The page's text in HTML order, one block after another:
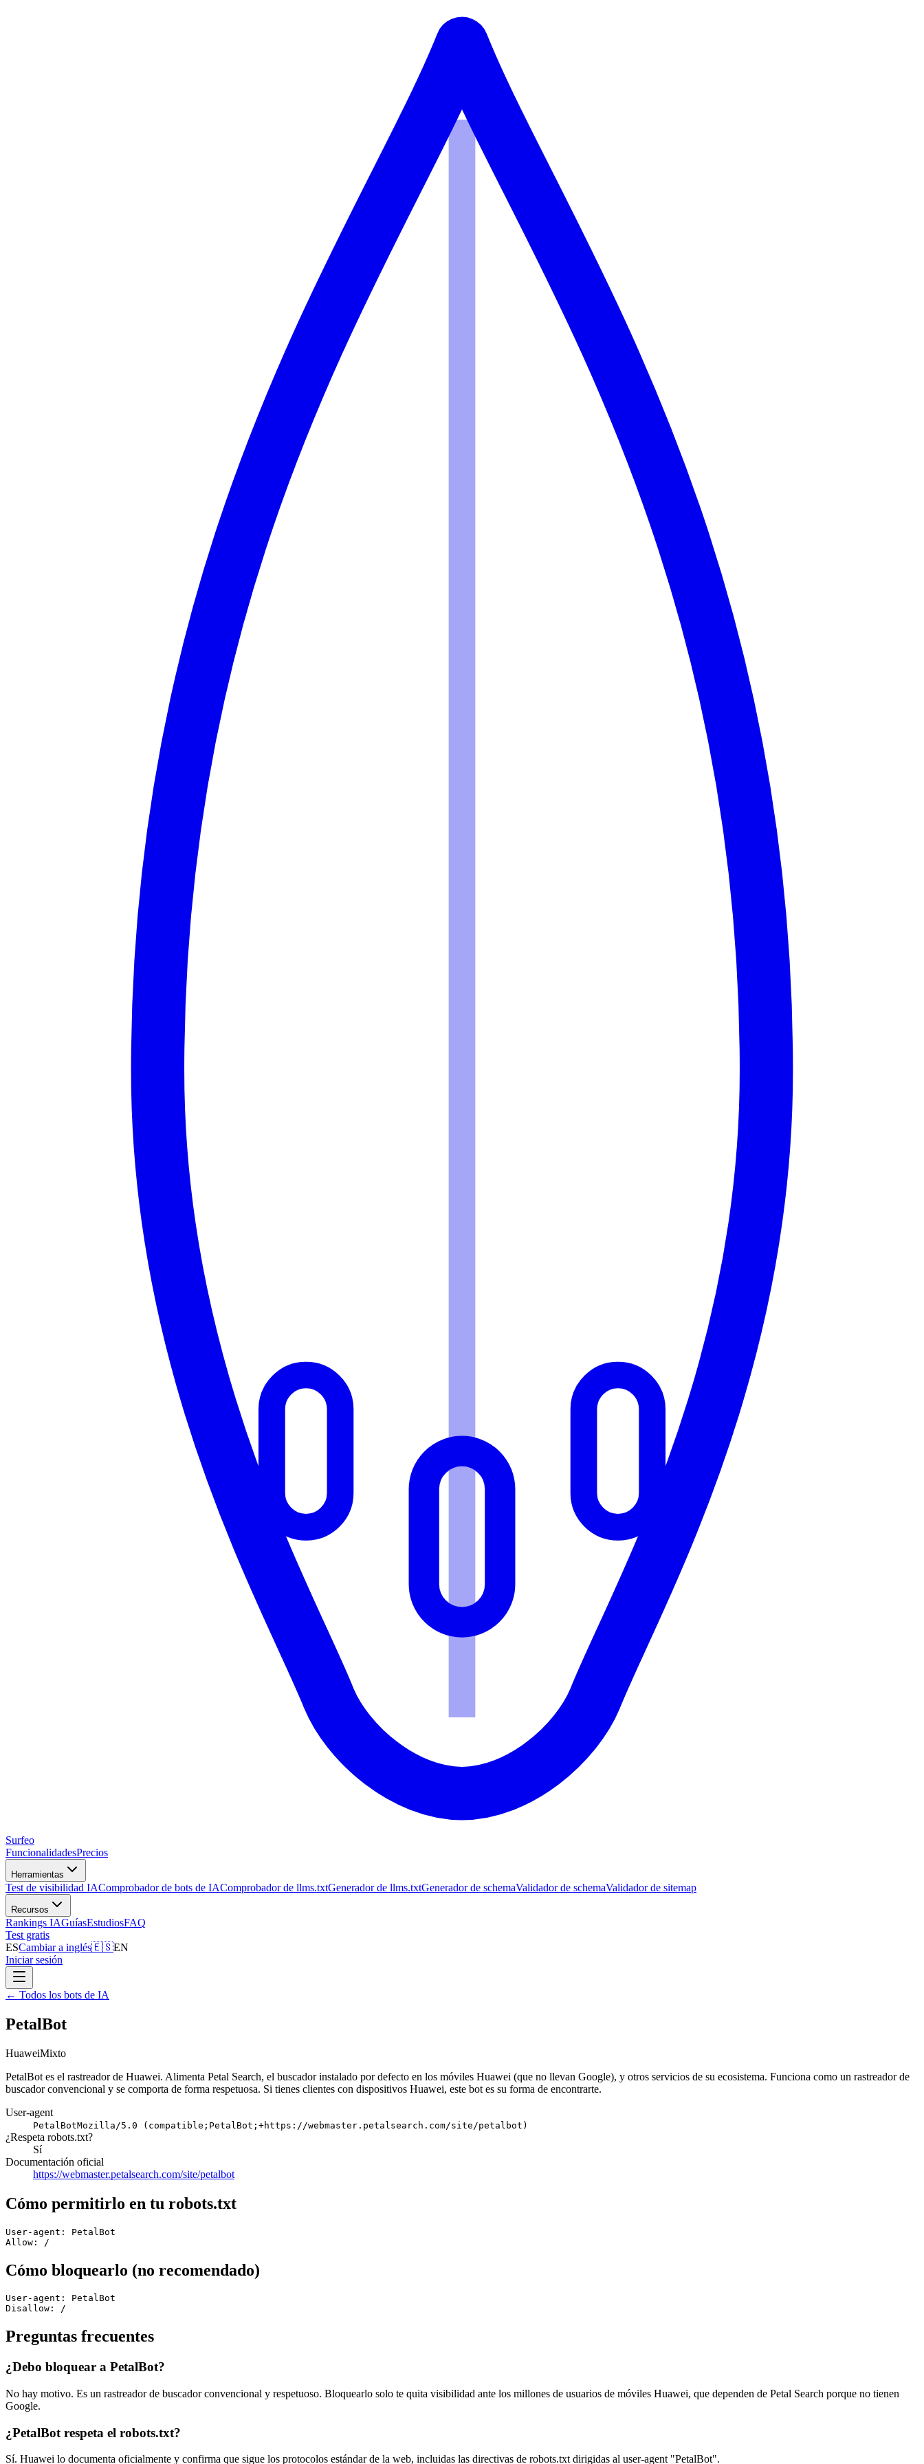
Surfeo
FuncionalidadesPrecios
Herramientas
Test de visibilidad IAComprobador de bots de IAComprobador de llms.txtGenerador de llms.txtGenerador de schemaValidador de schemaValidador de sitemap
Recursos
Rankings IAGuíasEstudiosFAQ
Test gratis
ESCambiar a inglés🇪🇸EN
Iniciar sesión
← Todos los bots de IA
PetalBot
HuaweiMixto
PetalBot es el rastreador de Huawei. Alimenta Petal Search, el buscador instalado por defecto en los móviles Huawei (que no llevan Google), y otros servicios de su ecosistema. Funciona como un rastreador de
buscador convencional y se comporta de forma respetuosa. Si tienes clientes con dispositivos Huawei, este bot es su forma de encontrarte.
User-agent
PetalBotMozilla/5.0 (compatible;PetalBot;+https://webmaster.petalsearch.com/site/petalbot)
¿Respeta robots.txt?
Sí
Documentación oficial
https://webmaster.petalsearch.com/site/petalbot
Cómo permitirlo en tu robots.txt
User-agent: PetalBot
Allow: /
Cómo bloquearlo (no recomendado)
User-agent: PetalBot
Disallow: /
Preguntas frecuentes
¿Debo bloquear a PetalBot?
No hay motivo. Es un rastreador de buscador convencional y respetuoso. Bloquearlo solo te quita visibilidad ante los millones de usuarios de móviles Huawei, que dependen de Petal Search porque no tienen
Google.
¿PetalBot respeta el robots.txt?
Sí. Huawei lo documenta oficialmente y confirma que sigue los protocolos estándar de la web, incluidas las directivas de robots.txt dirigidas al user-agent "PetalBot".